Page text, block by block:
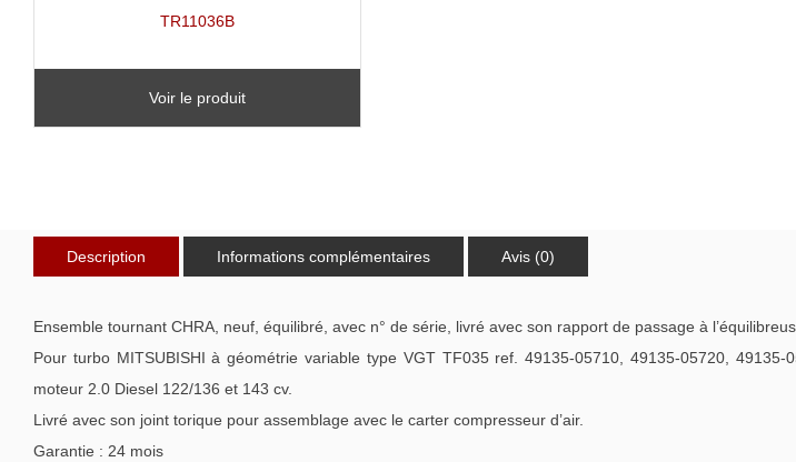
TR11036B
Voir le produit
Description Informations complémentaires Avis (0)
Ensemble tournant CHRA, neuf, équilibré, avec n° de série, livré avec son rapport de passage à
Pour turbo MITSUBISHI à géométrie variable type VGT TF035 ref. 49135-05710, 49135-05720,
moteur 2.0 Diesel 122/136 et 143 cv.
Livré avec son joint torique pour assemblage avec le carter compresseur d’air.
Garantie : 24 mois